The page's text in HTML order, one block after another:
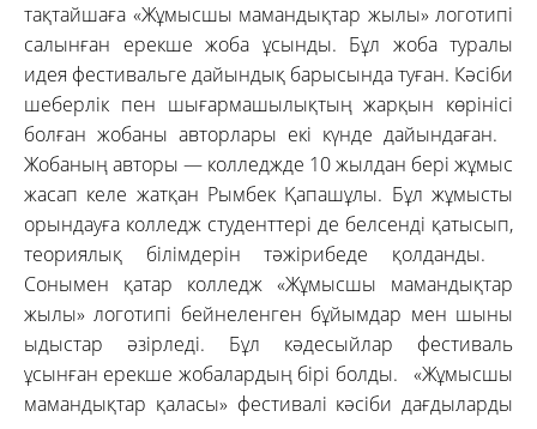
тақтайшаға «Жұмысшы мамандықтар жылы» логотипі
салынған ерекше жоба ұсынды. Бұл жоба туралы
идея фестивальге дайындық барысында туған. Кәсіби
шеберлік пен шығармашылықтың жарқын көрінісі
болған жобаны авторлары екі күнде дайындаған.
Жобаның авторы — колледжде 10 жылдан бері жұмыс
жасап келе жатқан Рымбек Қапашұлы. Бұл жұмысты
орындауға колледж студенттері де белсенді қатысып,
теориялық білімдерін тәжірибеде қолданды.
Сонымен қатар колледж «Жұмысшы мамандықтар
жылы» логотипі бейнеленген бұйымдар мен шыны
ыдыстар әзірледі. Бұл кәдесыйлар фестиваль
ұсынған ерекше жобалардың бірі болды. «Жұмысшы
мамандықтар қаласы» фестивалі кәсіби дағдыларды